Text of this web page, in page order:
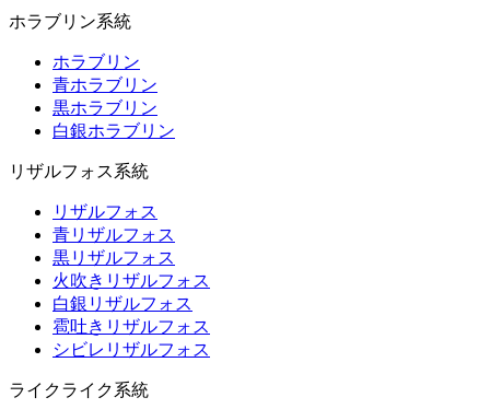
ホラブリン系統
ホラブリン
青ホラブリン
黒ホラブリン
白銀ホラブリン
リザルフォス系統
リザルフォス
青リザルフォス
黒リザルフォス
火吹きリザルフォス
白銀リザルフォス
雹吐きリザルフォス
シビレリザルフォス
ライクライク系統